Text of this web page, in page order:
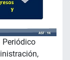
Periódico